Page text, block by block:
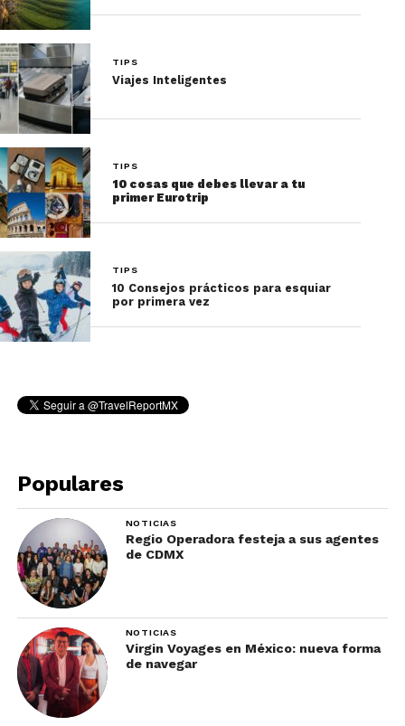
TIPS
Viajes Inteligentes
TIPS
10 cosas que debes llevar a tu
primer Eurotrip
TIPS
10 Consejos prácticos para esquiar
por primera vez
Populares
NOTICIAS
Regio Operadora festeja a sus agentes
de CDMX
NOTICIAS
Virgin Voyages en México: nueva forma
de navegar